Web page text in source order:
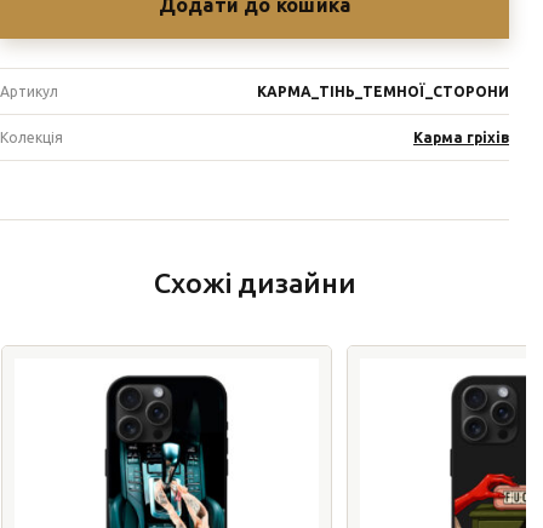
Додати до кошика
Артикул КАРМА_ТІНЬ_ТЕМНОЇ_СТОРОНИ
Колекція Карма гріхів
Схожі дизайни